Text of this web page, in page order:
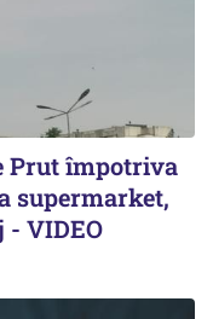
Prut împotriva
supermarket,
- VIDEO